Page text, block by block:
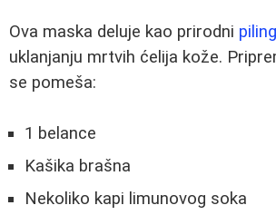
Ova maska deluje kao prirodni piling
uklanjanju mrtvih ćelija kože.
se pomeša:
1 belance
Kašika brašna
Nekoliko kapi limunovog soka